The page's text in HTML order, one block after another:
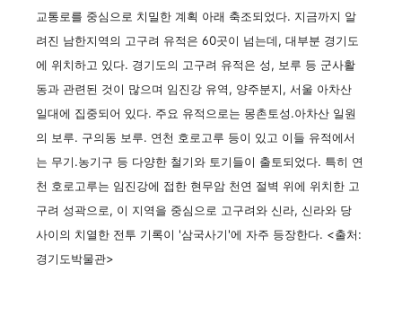
교통로를 중심으로 치밀한 계획 아래 축조되었다. 지금까지 알
려진 남한지역의 고구려 유적은 60곳이 넘는데, 대부분 경기도
에 위치하고 있다. 경기도의 고구려 유적은 성, 보루 등 군사활
동과 관련된 것이 많으며 임진강 유역, 양주분지, 서울 아차산
일대에 집중되어 있다. 주요 유적으로는 몽촌토성.아차산 일원
의 보루. 구의동 보루. 연천 호로고루 등이 있고 이들 유적에서
는 무기.농기구 등 다양한 철기와 토기들이 출토되었다. 특히 연
천 호로고루는 임진강에 접한 현무암 천연 절벽 위에 위치한 고
구려 성곽으로, 이 지역을 중심으로 고구려와 신라, 신라와 당
사이의 치열한 전투 기록이 '삼국사기'에 자주 등장한다. <출처:
경기도박물관>